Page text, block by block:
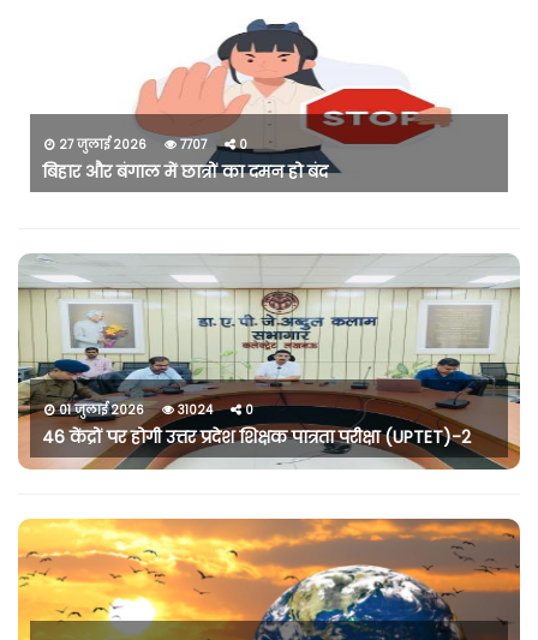
27 जुलाई 2026 7707 0
बिहार और बंगाल में छात्रों का दमन हो बंद
01 जुलाई 2026 31024 0
46 केंद्रों पर होगी उत्तर प्रदेश शिक्षक पात्रता परीक्षा (UPTET)-2